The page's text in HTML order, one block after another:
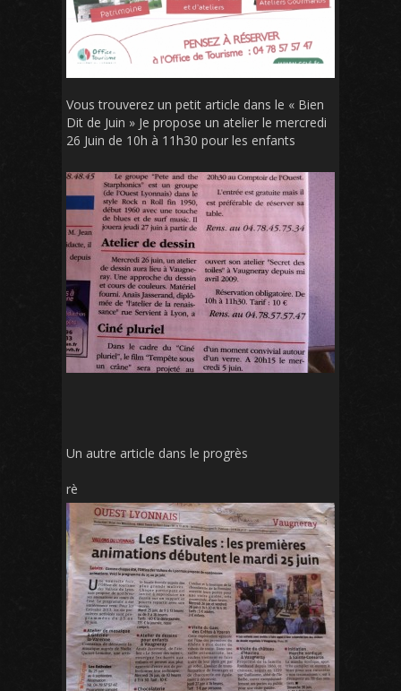
Vous trouverez un petit article dans le « Bien
Dit de Juin » Je propose un atelier le mercredi
26 Juin de 10h à 11h30 pour les enfants
Un autre article dans le progrès
rè